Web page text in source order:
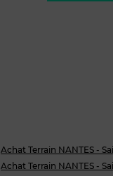
Achat Terrain NANTES -
Achat Terrain NANTES -